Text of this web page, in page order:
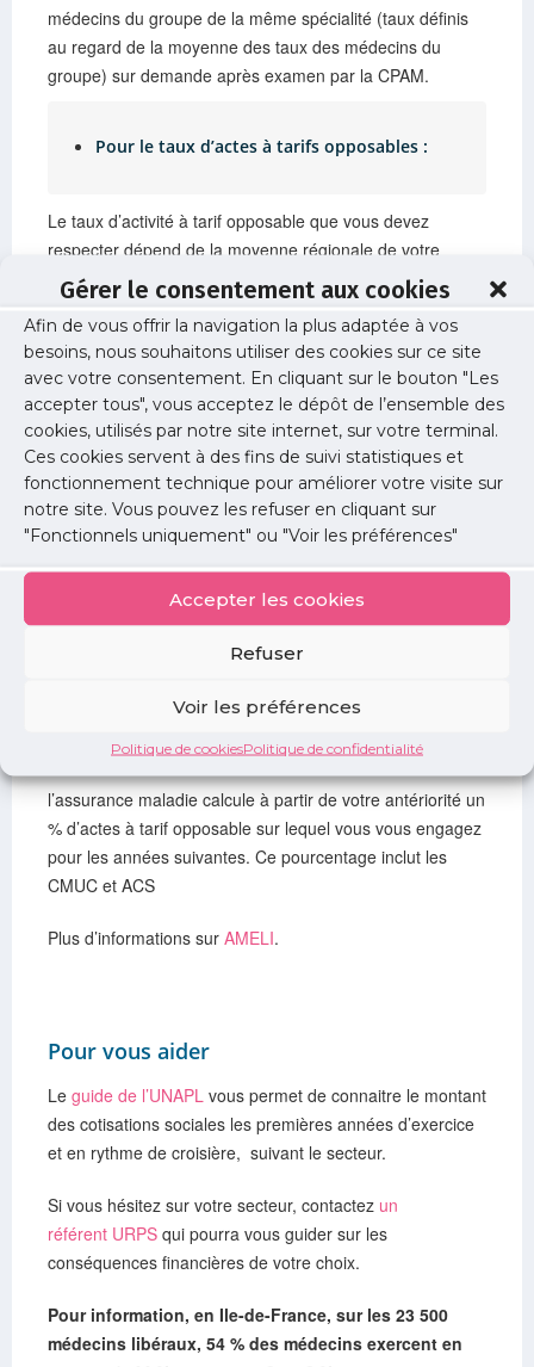
Gérer le consentement aux cookies
Afin de vous offrir la navigation la plus adaptée à vos
besoins, nous souhaitons utiliser des cookies sur ce site
avec votre consentement. En cliquant sur le bouton "Les
accepter tous", vous acceptez le dépôt de l’ensemble des
cookies, utilisés par notre site internet, sur votre terminal.
Ces cookies servent à des fins de suivi statistiques et
fonctionnement technique pour améliorer votre visite sur
notre site. Vous pouvez les refuser en cliquant sur
"Fonctionnels uniquement" ou "Voir les préférences"
Accepter les cookies
Refuser
Voir les préférences
Politique de cookiesPolitique de confidentialité
médecins du groupe de la même spécialité (taux définis
au regard de la moyenne des taux des médecins du
groupe) sur demande après examen par la CPAM.
Pour le taux d’actes à tarifs opposables :
Le taux d’activité à tarif opposable que vous devez
respecter dépend de la moyenne régionale de votre
spécialité.
2. Vous êtes déjà installés depuis plus de trois
ans :
Votre pratique tarifaire sous OPTAM est fixée en fonction
de l’état de vos pratiques des 3 dernières années sur la
base d’une état rendu par l’Assurance Maladie.
Pour les taux de dépassement :
calculé par l’assurance maladie à partir de votre pratique
tarifaire des trois dernières années. Vous vous engagez à
l’assurance maladie calcule à partir de votre antériorité un
% d’actes à tarif opposable sur lequel vous vous engagez
pour les années suivantes. Ce pourcentage inclut les
CMUC et ACS
Plus d’informations sur AMELI.
Pour vous aider
Le guide de l’UNAPL vous permet de connaitre le montant
des cotisations sociales les premières années d’exercice
et en rythme de croisière, suivant le secteur.
Si vous hésitez sur votre secteur, contactez un
référent URPS qui pourra vous guider sur les
conséquences financières de votre choix.
Pour information, en Ile-de-France, sur les 23 500
médecins libéraux, 54 % des médecins exercent en